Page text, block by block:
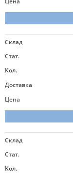
Склад
Стат.
Кол.
Доставка
Цена
Склад
Стат.
Кол.